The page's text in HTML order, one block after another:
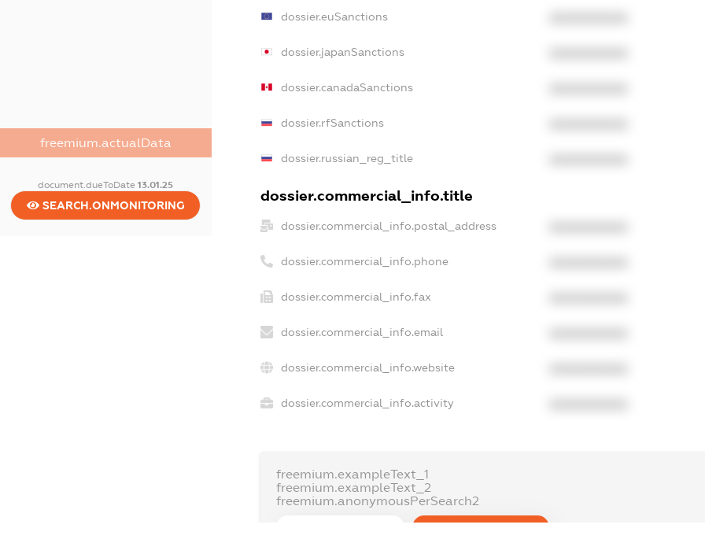
freemium.actualData
document.dueToDate13.01.25
SEARCH.ONMONITORING
dossier.euSanctions
dossier.japanSanctions
dossier.canadaSanctions
dossier.rfSanctions
dossier.russian_reg_title
dossier.commercial_info.title
dossier.commercial_info.postal_address
dossier.commercial_info.phone
dossier.commercial_info.fax
dossier.commercial_info.email
dossier.commercial_info.website
dossier.commercial_info.activity
freemium.exampleText_1
freemium.exampleText_2
freemium.anonymousPerSearch2